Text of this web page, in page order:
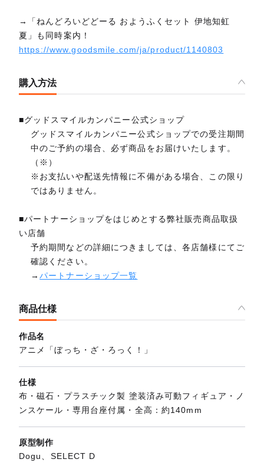
→「ねんどろいどどーる おようふくセット 伊地知虹
夏」も同時案内！
https://www.goodsmile.com/ja/product/1140803
購入方法
■グッドスマイルカンパニー公式ショップ
グッドスマイルカンパニー公式ショップでの受注期間
中のご予約の場合、必ず商品をお届けいたします。
（※）
※お支払いや配送先情報に不備がある場合、この限り
ではありません。
■パートナーショップをはじめとする弊社販売商品取扱
い店舗
予約期間などの詳細につきましては、各店舗様にてご
確認ください。
→パートナーショップ一覧
商品仕様
作品名
アニメ「ぼっち・ざ・ろっく！」
仕様
布・磁石・プラスチック製 塗装済み可動フィギュア・ノ
ンスケール・専用台座付属・全高：約140mm
原型制作
Dogu、SELECT D